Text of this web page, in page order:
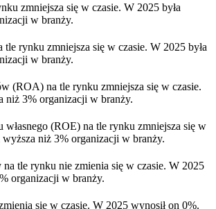
zmniejsza się w czasie. W 2025 była
w branży.
tle rynku zmniejsza się w czasie. W 2025 była
w branży.
(ROA) na tle rynku zmniejsza się w czasie.
niż 3% organizacji w branży.
własnego (ROE) na tle rynku zmniejsza się w
wyższa niż 3% organizacji w branży.
na tle rynku nie zmienia się w czasie. W 2025
organizacji w branży.
się w czasie. W 2025 wynosił on 0%.